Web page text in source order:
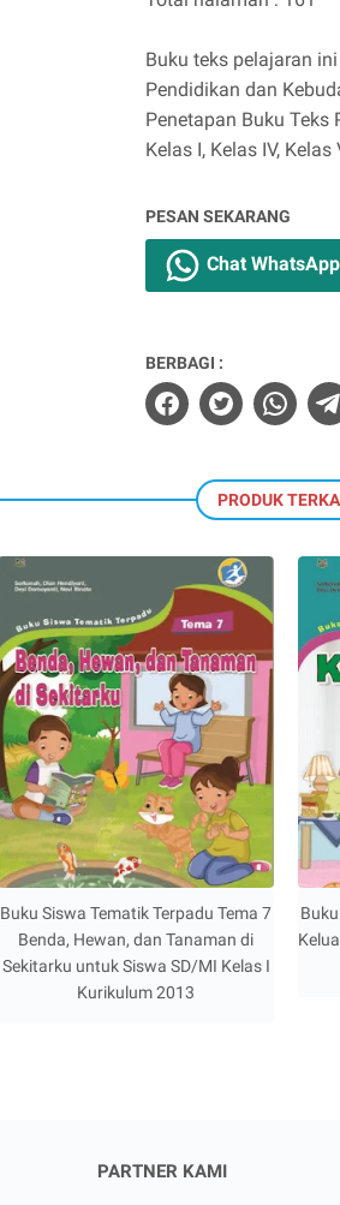
Buku teks pelajaran
Pendidikan dan
Penetapan Buku
Kelas I, Kelas IV, Kelas
PESAN SEKARANG
Chat WhatsApp
BERBAGI :
PRODUK
Buku Siswa Tematik Terpadu Tema 7
Benda, Hewan, dan Tanaman di
Sekitarku untuk Siswa SD/MI Kelas I
Kurikulum 2013
PARTNER KAMI